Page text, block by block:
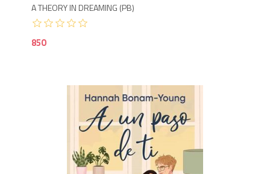
A THEORY IN DREAMING (PB)
850